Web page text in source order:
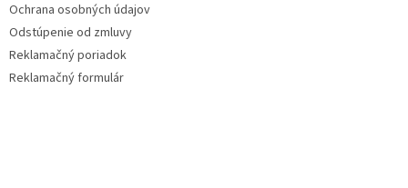
Ochrana osobných údajov
Odstúpenie od zmluvy
Reklamačný poriadok
Reklamačný formulár